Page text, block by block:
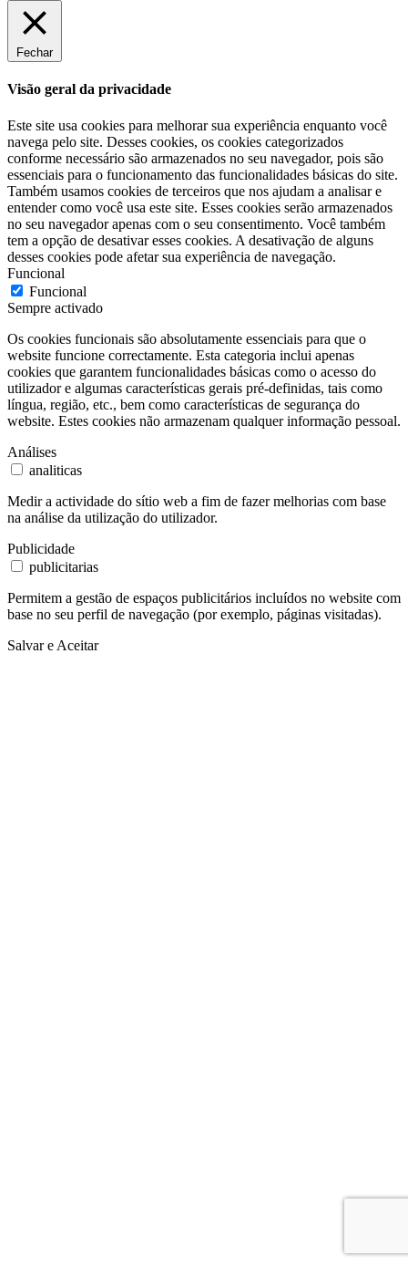
Fechar
Visão geral da privacidade
Este site usa cookies para melhorar sua experiência enquanto você
navega pelo site. Desses cookies, os cookies categorizados
conforme necessário são armazenados no seu navegador, pois são
essenciais para o funcionamento das funcionalidades básicas do site.
Também usamos cookies de terceiros que nos ajudam a analisar e
entender como você usa este site. Esses cookies serão armazenados
no seu navegador apenas com o seu consentimento. Você também
tem a opção de desativar esses cookies. A desativação de alguns
desses cookies pode afetar sua experiência de navegação.
Funcional
Funcional
Sempre activado
Os cookies funcionais são absolutamente essenciais para que o
website funcione correctamente. Esta categoria inclui apenas
cookies que garantem funcionalidades básicas como o acesso do
utilizador e algumas características gerais pré-definidas, tais como
língua, região, etc., bem como características de segurança do
website. Estes cookies não armazenam qualquer informação pessoal.
Análises
analiticas
Medir a actividade do sítio web a fim de fazer melhorias com base
na análise da utilização do utilizador.
Publicidade
publicitarias
Permitem a gestão de espaços publicitários incluídos no website com
base no seu perfil de navegação (por exemplo, páginas visitadas).
Salvar e Aceitar